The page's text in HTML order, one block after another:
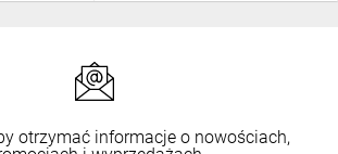
otrzymać informacje o nowościach,